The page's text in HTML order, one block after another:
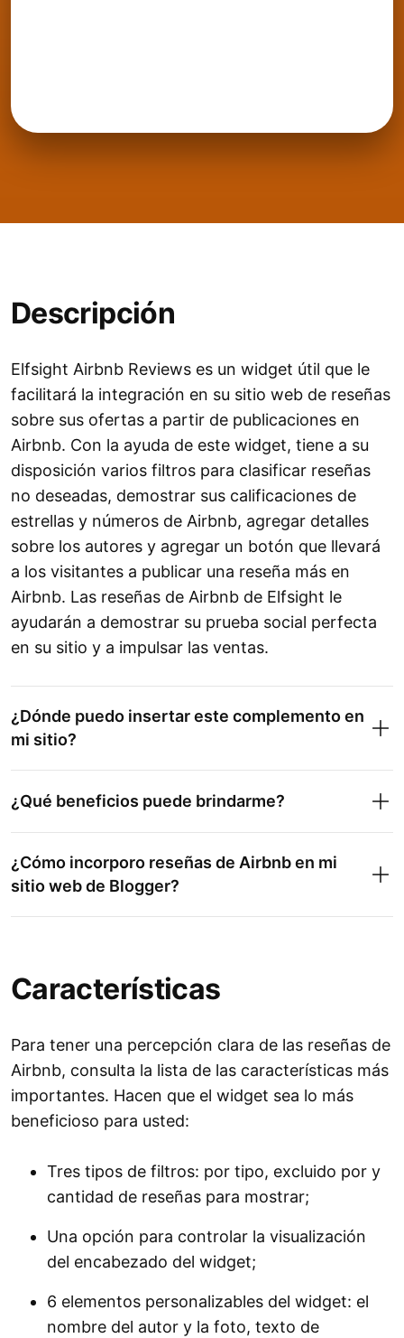
Descripción
Elfsight Airbnb Reviews es un widget útil que le
facilitará la integración en su sitio web de reseñas
sobre sus ofertas a partir de publicaciones en
Airbnb. Con la ayuda de este widget, tiene a su
disposición varios filtros para clasificar reseñas
no deseadas, demostrar sus calificaciones de
estrellas y números de Airbnb, agregar detalles
sobre los autores y agregar un botón que llevará
a los visitantes a publicar una reseña más en
Airbnb. Las reseñas de Airbnb de Elfsight le
ayudarán a demostrar su prueba social perfecta
en su sitio y a impulsar las ventas.
¿Dónde puedo insertar este complemento en
mi sitio?
¿Qué beneficios puede brindarme?
¿Cómo incorporo reseñas de Airbnb en mi
sitio web de Blogger?
Características
Para tener una percepción clara de las reseñas de
Airbnb, consulta la lista de las características más
importantes. Hacen que el widget sea lo más
beneficioso para usted:
Tres tipos de filtros: por tipo, excluido por y
cantidad de reseñas para mostrar;
Una opción para controlar la visualización
del encabezado del widget;
6 elementos personalizables del widget: el
nombre del autor y la foto, texto de